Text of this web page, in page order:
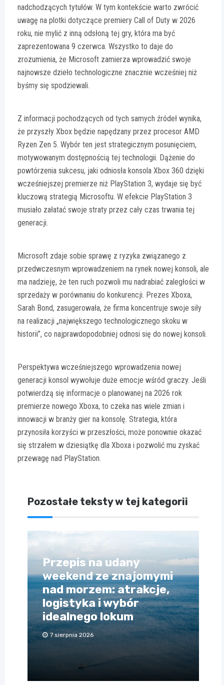
nadchodzących tytułów. W tym kontekście warto zwrócić
uwagę na plotki dotyczące premiery Call of Duty w 2026
roku, nie mylić z inną odsłoną tej gry, która ma być
zaprezentowana 9 czerwca. Wszystko to daje do
zrozumienia, że Microsoft zamierza wprowadzić swoje
najnowsze dzieło technologiczne znacznie wcześniej niż
byśmy się spodziewali.
Z informacji pochodzących od tych samych źródeł wynika,
że przyszły Xbox będzie napędzany przez procesor AMD
Ryzen Zen 5. Wybór ten jest strategicznym posunięciem,
motywowanym dostępnością tej technologii. Dążenie do
powtórzenia sukcesu, jaki odniosła konsola Xbox 360 dzięki
wcześniejszej premierze niż PlayStation 3, wydaje się być
kluczową strategią Microsoftu. W efekcie PlayStation 3
musiało załatać swoje straty przez cały czas trwania tej
generacji.
Microsoft zdaje sobie sprawę z ryzyka związanego z
przedwczesnym wprowadzeniem na rynek nowej konsoli, ale
ma nadzieję, że ten ruch pozwoli mu nadrabiać zaległości w
sprzedaży w porównaniu do konkurencji. Prezes Xboxa,
Sarah Bond, zasugerowała, że firma koncentruje swoje siły
na realizacji „największego technologicznego skoku w
historii”, co najprawdopodobniej odnosi się do nowej konsoli.
Perspektywa wcześniejszego wprowadzenia nowej
generacji konsol wywołuje duże emocje wśród graczy. Jeśli
potwierdzą się informacje o planowanej na 2026 rok
premierze nowego Xboxa, to czeka nas wiele zmian i
innowacji w branży gier na konsolę. Strategia, która
przynosiła korzyści w przeszłości, może ponownie okazać
się strzałem w dziesiątkę dla Xboxa i pozwolić mu zyskać
przewagę nad PlayStation.
Pozostałe teksty w tej kategorii
Przepis na udany
weekend ze znajomymi
nad morzem: atrakcje,
logistyka i wybór
idealnego lokum
7 sierpnia 2026